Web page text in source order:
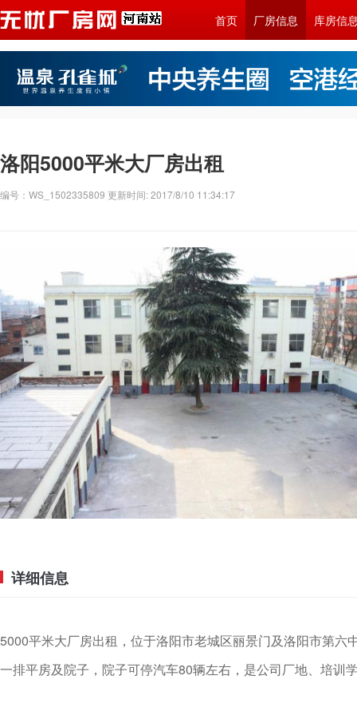
首页 厂房信息 库房信
洛阳5000平米大厂房出租
编号：WS_1502335809 更新时间: 2017/8/10 11:34:17
详细信息
5000平米大厂房出租，位于洛阳市老城区丽景门及洛阳市第
一排平房及院子，院子可停汽车80辆左右，是公司厂地、培